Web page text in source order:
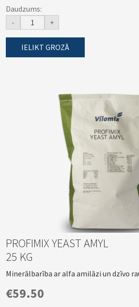
Daudzums:
-
+
IELIKT GROZĀ
PROFIMIX YEAST AMYL
25 KG
Minerālbarība ar alfa amilāzi un dzīvo
€59.50